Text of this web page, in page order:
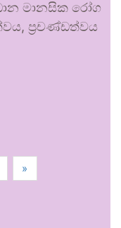
මානසික රෝග
ප්‍රචණ්ඩත්වය
»